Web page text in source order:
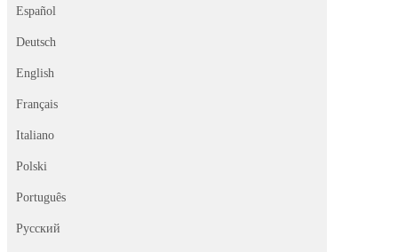
Español
Deutsch
English
Français
Italiano
Polski
Português
Русский